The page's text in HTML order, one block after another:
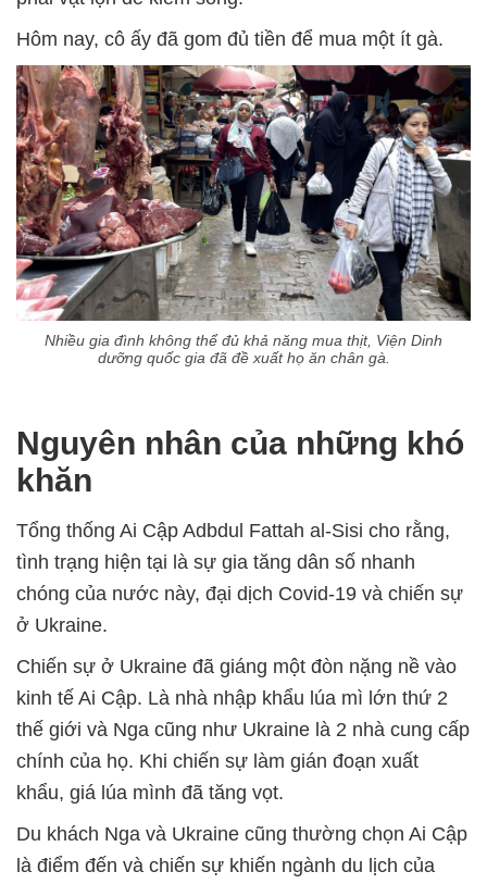
Hôm nay, cô ấy đã gom đủ tiền để mua một ít gà.
Nhiều gia đình không thể đủ khả năng mua thịt, Viện Dinh
dưỡng quốc gia đã đề xuất họ ăn chân gà.
Nguyên nhân của những khó
khăn
Tổng thống Ai Cập Adbdul Fattah al-Sisi cho rằng,
tình trạng hiện tại là sự gia tăng dân số nhanh
chóng của nước này, đại dịch Covid-19 và chiến sự
ở Ukraine.
Chiến sự ở Ukraine đã giáng một đòn nặng nề vào
kinh tế Ai Cập. Là nhà nhập khẩu lúa mì lớn thứ 2
thế giới và Nga cũng như Ukraine là 2 nhà cung cấp
chính của họ. Khi chiến sự làm gián đoạn xuất
khẩu, giá lúa mình đã tăng vọt.
Du khách Nga và Ukraine cũng thường chọn Ai Cập
là điểm đến và chiến sự khiến ngành du lịch của